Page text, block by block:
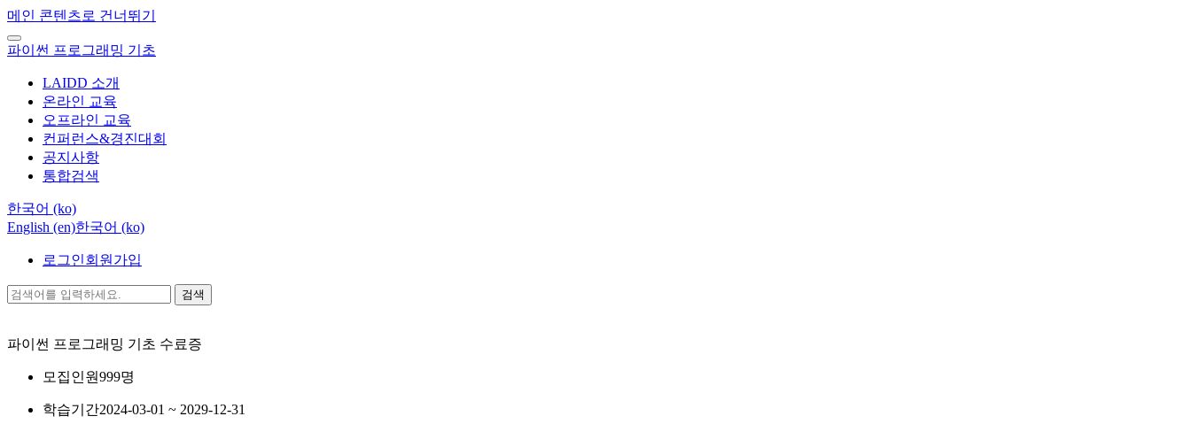
메인 콘텐츠로 건너뛰기
파이썬 프로그래밍 기초
LAIDD 소개
온라인 교육
오프라인 교육
컨퍼런스&경진대회
공지사항
통합검색
한국어 ‎(ko)‎
English ‎(en)‎한국어 ‎(ko)‎
로그인회원가입
검색
파이썬 프로그래밍 기초 수료증
모집인원999명
학습기간2024-03-01 ~ 2029-12-31